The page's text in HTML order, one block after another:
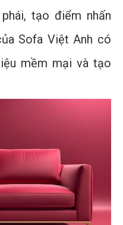
tạo điểm nhấn
Sofa Việt Anh có
mềm mại và tạo